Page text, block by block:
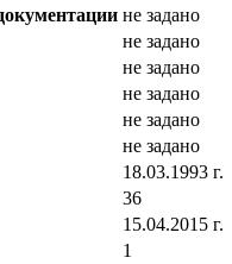
не задано
не задано
не задано
не задано
не задано
не задано
18.03.1993 г.
36
15.04.2015 г.
1